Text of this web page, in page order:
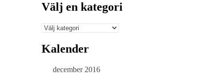
Välj en kategori
Välj
kategori
Kalender
december 2016